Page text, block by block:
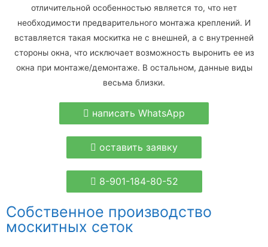
отличительной особенностью является то, что нет
необходимости предварительного монтажа креплений. И
вставляется такая москитка не с внешней, а с внутренней
стороны окна, что исключает возможность выронить ее из
окна при монтаже/демонтаже. В остальном, данные виды
весьма близки.
написать WhatsApp
оставить заявку
8-901-184-80-52
Собственное производство
москитных сеток